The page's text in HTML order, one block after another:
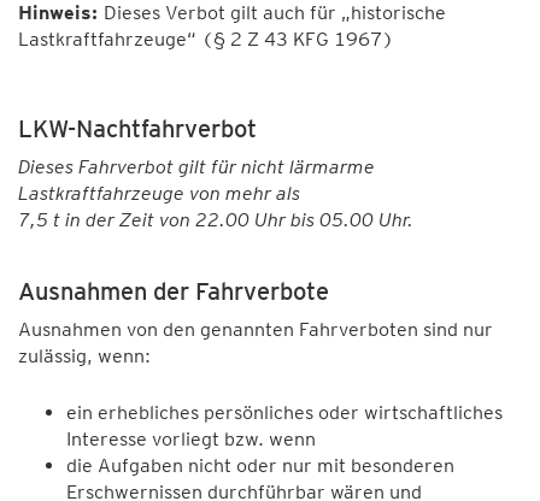
Hinweis: Dieses Verbot gilt auch für „historische
Lastkraftfahrzeuge“ (§ 2 Z 43 KFG 1967)
LKW-Nachtfahrverbot
Dieses Fahrverbot gilt für nicht lärmarme
Lastkraftfahrzeuge von mehr als
7,5 t in der Zeit von 22.00 Uhr bis 05.00 Uhr.
Ausnahmen der Fahrverbote
Ausnahmen von den genannten Fahrverboten sind nur
zulässig, wenn:
ein erhebliches persönliches oder wirtschaftliches
Interesse vorliegt bzw. wenn
die Aufgaben nicht oder nur mit besonderen
Erschwernissen durchführbar wären und